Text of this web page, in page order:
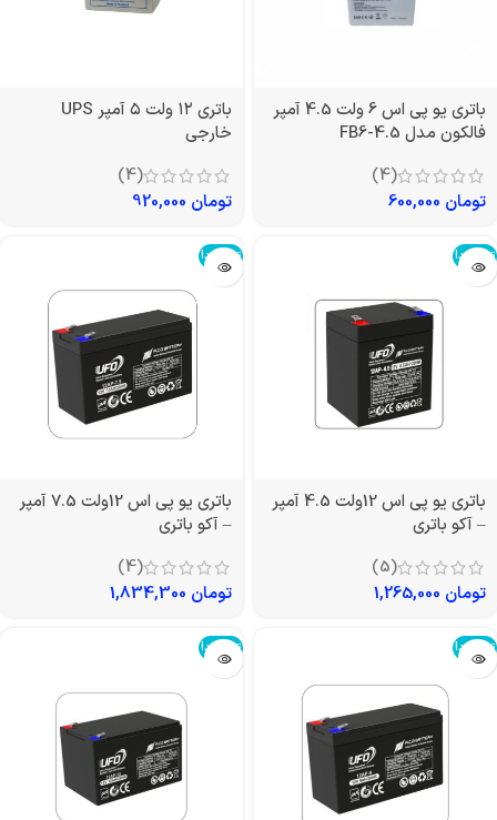
باتری یو پی اس 6 ولت 4.5 آمپر
فالکون مدل FB6-4.5
(4)
تومان
باتری ۱۲ ولت ۵ آمپر UPS
خارجی
(4)
تومان
تمام شد!
باتری یو پی اس 12ولت 4.5 آمپر
– آکو باتری
(5)
تومان
تمام شد!
باتری یو پی اس 12ولت 7.5 آمپر
– آکو باتری
(4)
تومان
تمام شد! تمام شد!